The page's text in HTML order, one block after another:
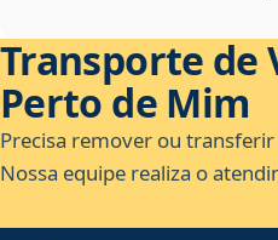
Transporte de
Perto de Mim
Precisa remover ou
Nossa equipe realiza o